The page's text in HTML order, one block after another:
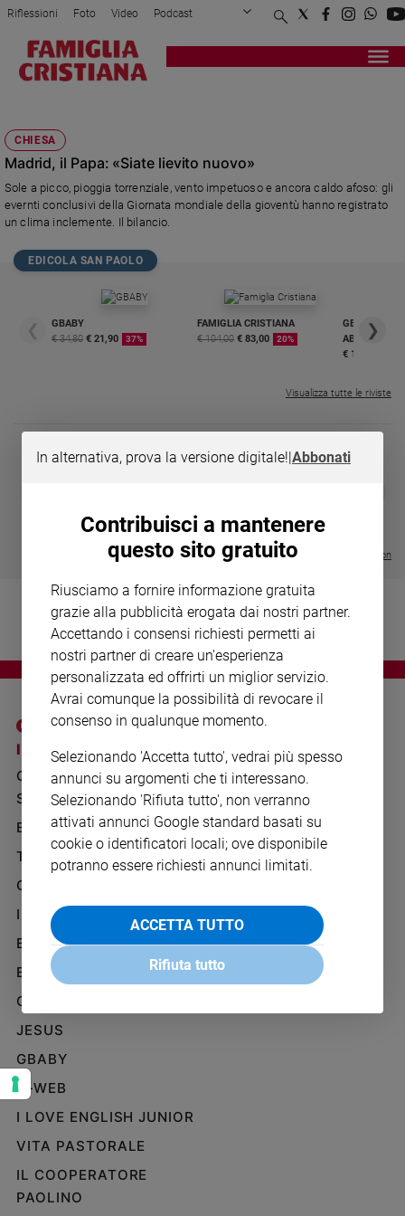
Attualità
Politica
Mondo
Economia
Legalità
giustizia
Sport
Papa
Chiesa
giorno
giorno
Società
e
valori
Ambiente
Creato
Volontariato
Diritti
Aziende
di
valore
della
settimana
Migranti
Diversità
e
inclusione
Costume
Cultura
e
Riflessioni Foto Video Podcast
Privacy Policy Chi siamo
Registrati Redazione
CHIESA
Madrid, il Papa: «Siate lievito nuovo»
Sole a picco, pioggia torrenziale, vento impetuoso e ancora caldo afoso: gli
evernti conclusivi della Giornata mondiale della gioventù hanno registrato
un clima inclemente. Il bilancio.
EDICOLA SAN PAOLO
❮
GBABY
€ 34,80 € 21,90 37%
FAMIGLIA CRISTIANA
€ 104,00 € 83,00 20%
GBABY
€ 16,99
❯
Visualizza tutte le riviste
- VOL DA 1 AL 5
€ 64,50
Visualizza tutte le collection
I SITI SAN PAOLO
GRUPPO EDITORIALE
SAN PAOLO
BENESSERE
TELENOVA
GAZZETTA D'ALBA
IL GIORNALINO
EDICOLA SAN PAOLO
EDIZIONI SAN PAOLO
CREDERE
JESUS
GBABY
G-WEB
I LOVE ENGLISH JUNIOR
VITA PASTORALE
IL COOPERATORE
PAOLINO
NOTE LEGALI
PRIVACY POLICY
INFORMATIVA
WHISTLEBLOWING
SOCIAL
In alternativa, prova la versione digitale!|Abbonati
Contribuisci a mantenere
questo sito gratuito
Riusciamo a fornire informazione gratuita
grazie alla pubblicità erogata dai nostri partner.
Accettando i consensi richiesti permetti ai
nostri partner di creare un'esperienza
personalizzata ed offrirti un miglior servizio.
Avrai comunque la possibilità di revocare il
consenso in qualunque momento.
Selezionando 'Accetta tutto', vedrai più spesso
annunci su argomenti che ti interessano.
Selezionando 'Rifiuta tutto', non verranno
attivati annunci Google standard basati su
cookie o identificatori locali; ove disponibile
potranno essere richiesti annunci limitati.
ACCETTA TUTTO
Rifiuta tutto